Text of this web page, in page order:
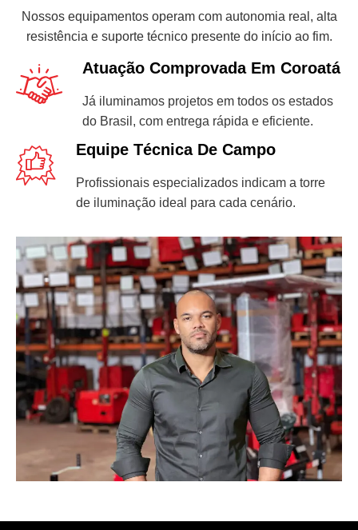
Nossos equipamentos operam com autonomia real, alta
resistência e suporte técnico presente do início ao fim.
Atuação Comprovada Em Coroatá
Já iluminamos projetos em todos os estados
do Brasil, com entrega rápida e eficiente.
Equipe Técnica De Campo
Profissionais especializados indicam a torre
de iluminação ideal para cada cenário.